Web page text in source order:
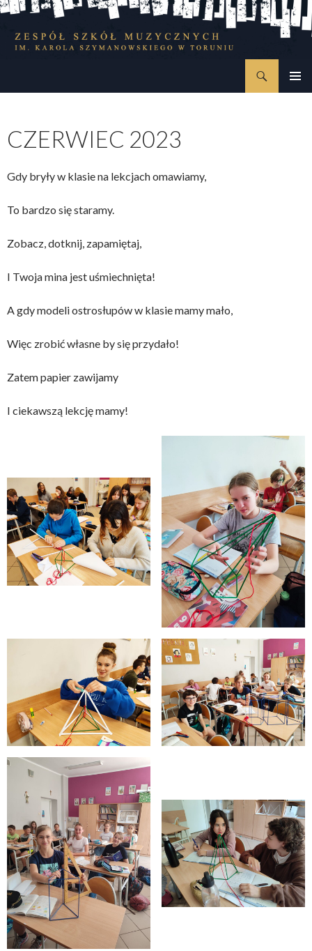
CZERWIEC 2023
Gdy bryły w klasie na lekcjach omawiamy,
To bardzo się staramy.
Zobacz, dotknij, zapamiętaj,
I Twoja mina jest uśmiechnięta!
A gdy modeli ostrosłupów w klasie mamy mało,
Więc zrobić własne by się przydało!
Zatem papier zawijamy
I ciekawszą lekcję mamy!